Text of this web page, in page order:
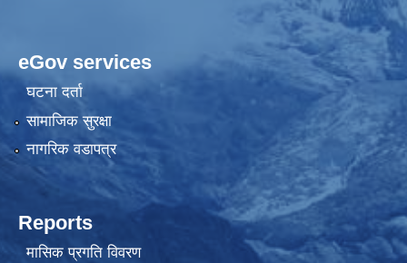
eGov services
घटना दर्ता
सामाजिक सुरक्षा
नागरिक वडापत्र
Reports
मासिक प्रगति विवरण